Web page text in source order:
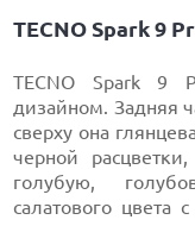
TECNO Spark 9
TECNO Spark 9
дизайном. Задняя
сверху она
черной
голубую,
салатового цвета